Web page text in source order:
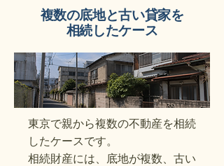
複数の底地と古い貸家を
相続したケース
東京で親から複数の不動産を相続
したケースです。
相続財産には、底地が複数、古い